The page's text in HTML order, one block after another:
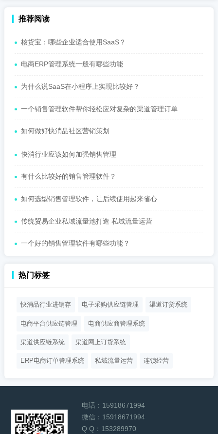
推荐阅读
核货宝：哪些企业适合使用SaaS？
电商ERP管理系统一般有哪些功能
为什么说SaaS在小程序上实现比较好？
一个销售管理软件帮你轻松应对复杂的渠道管理订单
如何做好快消品社区营销策划
快消行业应该如何加强销售管理
有什么比较好的销售管理软件？
如何选型销售管理软件，让后续使用起来省心
传统贸易企业私域流量池打造 私域流量运营
一个好的销售管理软件有哪些功能？
热门标签
快消品行业进销存 电子采购供应链管理 渠道订货系统
电商平台供应链管理 电商供应商管理系统
渠道供应链系统 渠道网上订货系统
ERP电商订单管理系统 私域流量运营 连锁经营
电话： 15918671994
微信： 15918671994
Q Q： 153289970